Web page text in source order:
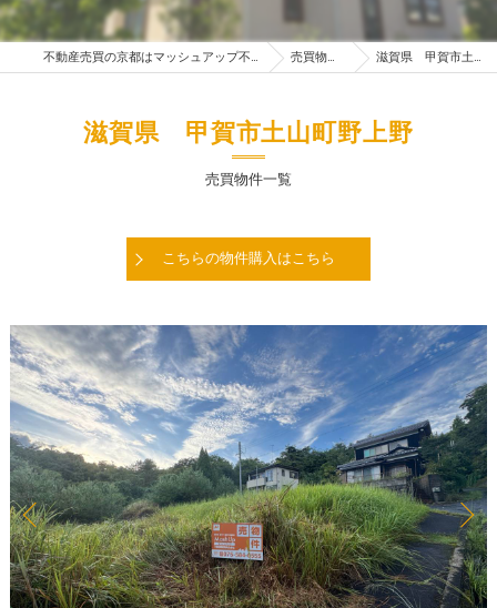
不動産売買の京都はマッシュアップ不動産販売株式会社 売買物件一覧 滋賀県 甲賀市土山町野上野
売買物件一覧
滋賀県 甲賀市土山町野上野
こちらの物件購入はこちら